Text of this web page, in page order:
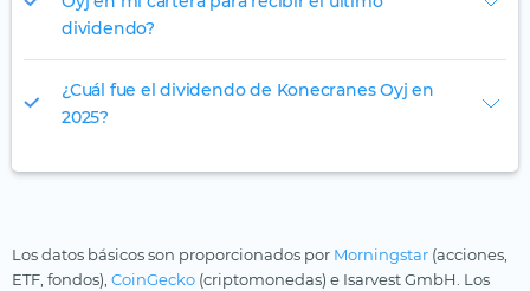
dividendo?
¿Cuál fue el dividendo de Konecranes Oyj en
2025?
Los datos básicos son proporcionados por Morningstar (acciones,
ETF, fondos), CoinGecko (criptomonedas) e Isarvest GmbH. Los